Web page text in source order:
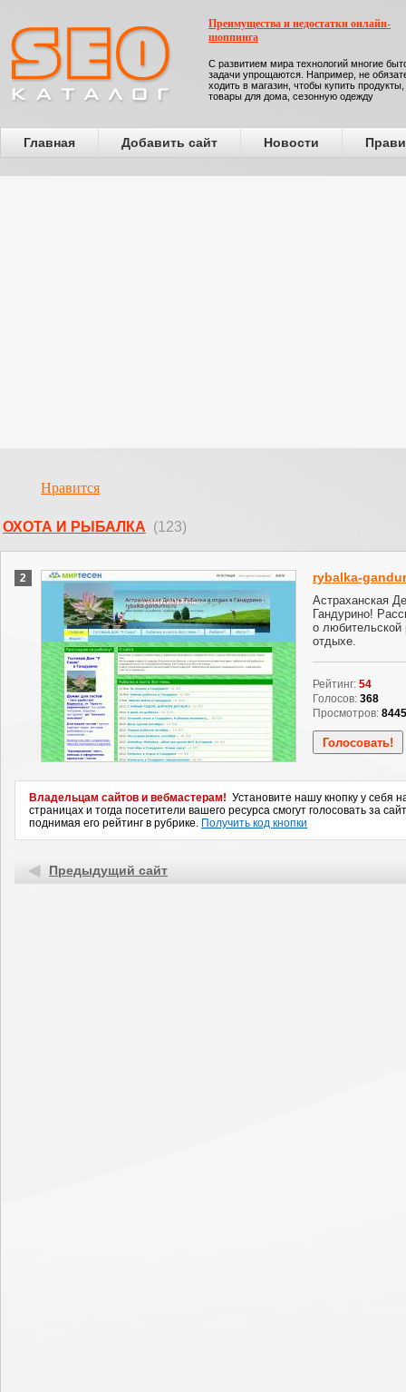
Преимущества и недостатки онлайн-
шоппинга
С развитием мира технологий многие
задачи упрощаются. Например, не
ходить в магазин, чтобы купить продукты,
товары для дома, сезонную одежду
Главная Добавить сайт Новости
Нравится
ОХОТА И РЫБАЛКА (123)
2 rybalka-
Астраханская
Гандурино!
о любительской
отдыхе.
Рейтинг: 54
Голосов: 368
Просмотров: 8445
Владельцам сайтов и вебмастерам! Установите нашу кнопку у себя
страницах и тогда посетители вашего ресурса смогут голосовать за
поднимая его рейтинг в рубрике. Получить код кнопки
Предыдущий сайт